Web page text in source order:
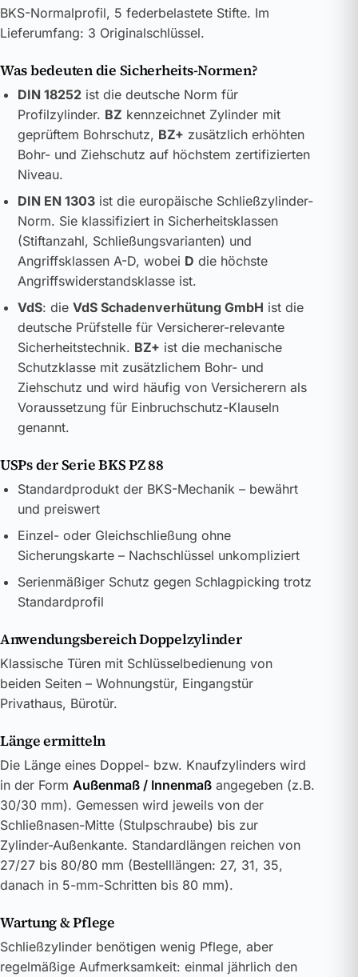
BKS-Normalprofil, 5 federbelastete Stifte. Im
Lieferumfang: 3 Originalschlüssel.
Was bedeuten die Sicherheits-Normen?
DIN 18252ist die deutsche Norm für
Profilzylinder. BZ kennzeichnet Zylinder mit
geprüftem Bohrschutz, BZ+ zusätzlich erhöhten
Bohr- und Ziehschutz auf höchstem zertifizierten
Niveau.
DIN EN 1303ist die europäische Schließzylinder-
Norm. Sie klassifiziert in Sicherheitsklassen
(Stiftanzahl, Schließungsvarianten) und
Angriffsklassen A-D, wobei D die höchste
Angriffswiderstandsklasse ist.
VdS: die VdS Schadenverhütung GmbH ist die
deutsche Prüfstelle für Versicherer-relevante
Sicherheitstechnik. BZ+ ist die mechanische
Schutzklasse mit zusätzlichem Bohr- und
Ziehschutz und wird häufig von Versicherern als
Voraussetzung für Einbruchschutz-Klauseln
genannt.
USPs der Serie BKS PZ 88
Standardprodukt der BKS-Mechanik – bewährt
und preiswert
Einzel- oder Gleichschließung ohne
Sicherungskarte – Nachschlüssel unkompliziert
Serienmäßiger Schutz gegen Schlagpicking trotz
Standardprofil
Anwendungsbereich Doppelzylinder
Klassische Türen mit Schlüsselbedienung von
beiden Seiten – Wohnungstür, Eingangstür
Privathaus, Bürotür.
Länge ermitteln
Die Länge eines Doppel- bzw. Knaufzylinders wird
in der Form Außenmaß / Innenmaß angegeben (z.B.
30/30 mm). Gemessen wird jeweils von der
Schließnasen-Mitte (Stulpschraube) bis zur
Zylinder-Außenkante. Standardlängen reichen von
27/27 bis 80/80 mm (Bestelllängen: 27, 31, 35,
danach in 5-mm-Schritten bis 80 mm).
Wartung & Pflege
Schließzylinder benötigen wenig Pflege, aber
regelmäßige Aufmerksamkeit: einmal jährlich den